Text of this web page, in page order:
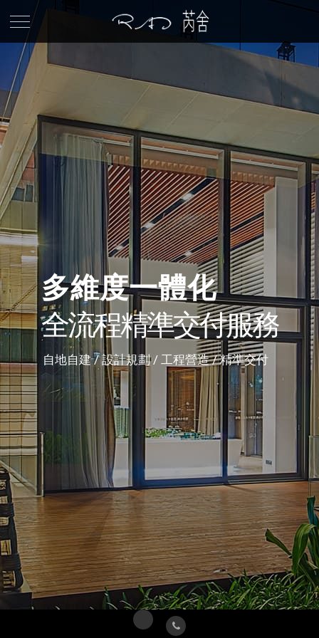
多維度一體化
全流程精準交付服務
自地自建 / 設計規劃 / 工程營造 / 精準交付
多維度一體化
全流程精準交付服務
自地自建 / 設計規劃 / 工程營造 / 精準交付